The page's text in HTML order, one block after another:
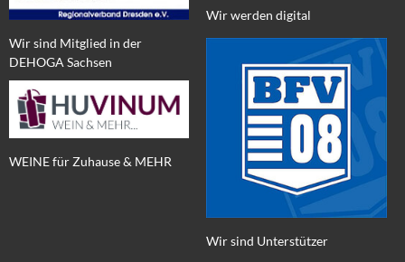
Wir sind Mitglied in der
DEHOGA Sachsen
WEINE für Zuhause & MEHR
Wir werden digital
Wir sind Unterstützer